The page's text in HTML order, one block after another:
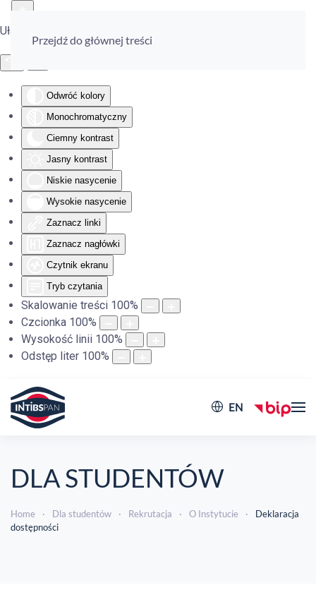
Ułatwienia dostępu
Odwróć kolory
Monochromatyczny
Ciemny kontrast
Jasny kontrast
Niskie nasycenie
Wysokie nasycenie
Zaznacz linki
Zaznacz nagłówki
Czytnik ekranu
Tryb czytania
Skalowanie treści 100%
Czcionka 100%
Wysokość linii 100%
Odstęp liter 100%
Przejdź do głównej treści
EN
DLA STUDENTÓW
Home Dla studentów Rekrutacja O Instytucie
Deklaracja
dostępności